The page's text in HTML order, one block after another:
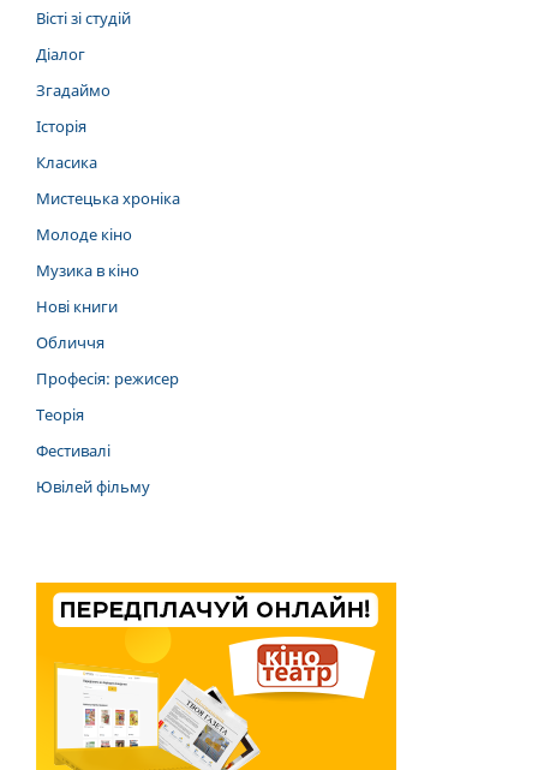
Вісті зі студій
Діалог
Згадаймо
Історія
Класика
Мистецька хроніка
Молоде кіно
Музика в кіно
Нові книги
Обличчя
Професія: режисер
Теорія
Фестивалі
Ювілей фільму